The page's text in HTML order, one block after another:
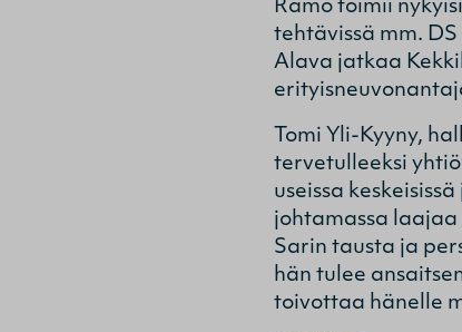
Rämö toimii
tehtävissä mm.
Alava jatkaa
Tomi Yli-Kyyny,
tervetulleeksi
useissa
johtamassa
Sarin tausta ja
hän tulee
toivottaa hänelle